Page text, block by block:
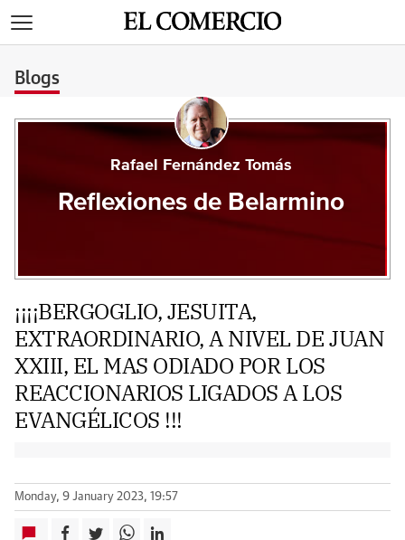
Blogs
Rafael Fernández Tomás
Reflexiones de Belarmino
¡¡¡¡BERGOGLIO, JESUITA,
EXTRAORDINARIO, A NIVEL DE JUAN
XXIII, EL MAS ODIADO POR LOS
REACCIONARIOS LIGADOS A LOS
EVANGÉLICOS !!!
Monday, 9 January 2023, 19:57